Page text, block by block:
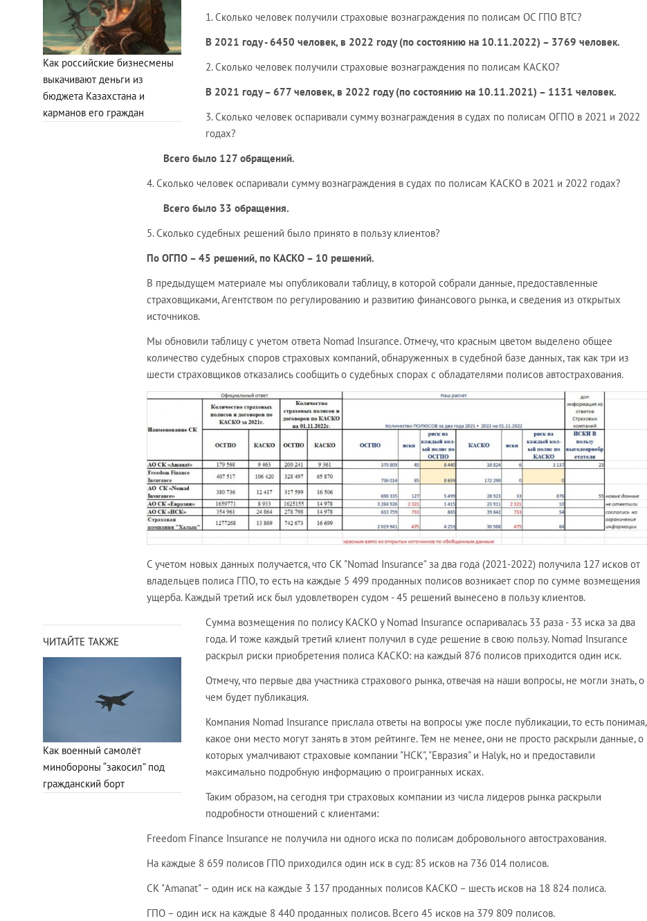
Как российские бизнесмены
выкачивают деньги из
бюджета Казахстана и
карманов его граждан
1. Сколько человек получили страховые вознаграждения по полисам ОС ГПО ВТС?
В 2021 году - 6450 человек, в 2022 году (по состоянию на 10.11.2022) – 3769 человек.
2. Сколько человек получили страховые вознаграждения по полисам КАСКО?
В 2021 году – 677 человек, в 2022 году (по состоянию на 10.11.2021) – 1131 человек.
3. Сколько человек оспаривали сумму вознаграждения в судах по полисам ОГПО в 2021 и 2022
годах?
Всего было 127 обращений.
4. Сколько человек оспаривали сумму вознаграждения в судах по полисам КАСКО в 2021 и 2022 годах?
Всего было 33 обращения.
5. Сколько судебных решений было принято в пользу клиентов?
По ОГПО – 45 решений, по КАСКО – 10 решений.
В предыдущем материале мы опубликовали таблицу, в которой собрали данные, предоставленные
страховщиками, Агентством по регулированию и развитию финансового рынка, и сведения из открытых
источников.
Мы обновили таблицу с учетом ответа Nomad Insurance. Отмечу, что красным цветом выделено общее
количество судебных споров страховых компаний, обнаруженных в судебной базе данных, так как три из
шести страховщиков отказались сообщить о судебных спорах с обладателями полисов автострахования.
С учетом новых данных получается, что СК "Nomad Insurance" за два года (2021-2022) получила 127 исков от
владельцев полиса ГПО, то есть на каждые 5 499 проданных полисов возникает спор по сумме возмещения
ущерба. Каждый третий иск был удовлетворен судом - 45 решений вынесено в пользу клиентов.
ЧИТАЙТЕ ТАКЖЕ
Как военный самолёт
минобороны “закосил” под
гражданский борт
Сумма возмещения по полису КАСКО у Nomad Insurance оспаривалась 33 раза - 33 иска за два
года. И тоже каждый третий клиент получил в суде решение в свою пользу. Nomad Insurance
раскрыл риски приобретения полиса КАСКО: на каждый 876 полисов приходится один иск.
Отмечу, что первые два участника страхового рынка, отвечая на наши вопросы, не могли знать, о
чем будет публикация.
Компания Nomad Insurance прислала ответы на вопросы уже после публикации, то есть понимая,
какое они место могут занять в этом рейтинге. Тем не менее, они не просто раскрыли данные, о
которых умалчивают страховые компании "НСК", "Евразия" и Halyk, но и предоставили
максимально подробную информацию о проигранных исках.
Таким образом, на сегодня три страховых компании из числа лидеров рынка раскрыли
подробности отношений с клиентами:
Freedom Finance Insurance не получила ни одного иска по полисам добровольного автострахования.
На каждые 8 659 полисов ГПО приходился один иск в суд: 85 исков на 736 014 полисов.
СК "Amanat" – один иск на каждые 3 137 проданных полисов КАСКО – шесть исков на 18 824 полиса.
ГПО – один иск на каждые 8 440 проданных полисов. Всего 45 исков на 379 809 полисов.